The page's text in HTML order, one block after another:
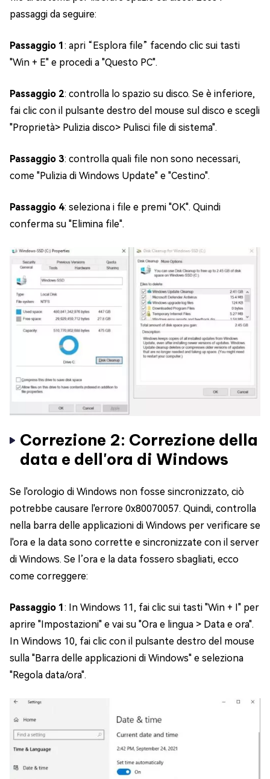
passaggi da seguire:
Passaggio 1: apri “Esplora file” facendo clic sui tasti
"Win + E" e procedi a "Questo PC".
Passaggio 2: controlla lo spazio su disco. Se è inferiore,
fai clic con il pulsante destro del mouse sul disco e scegli
"Proprietà> Pulizia disco> Pulisci file di sistema".
Passaggio 3: controlla quali file non sono necessari,
come "Pulizia di Windows Update" e "Cestino".
Passaggio 4: seleziona i file e premi "OK". Quindi
conferma su "Elimina file".
Correzione 2: Correzione della
data e dell'ora di Windows
Se l'orologio di Windows non fosse sincronizzato, ciò
potrebbe causare l'errore 0x80070057. Quindi, controlla
nella barra delle applicazioni di Windows per verificare se
l'ora e la data sono corrette e sincronizzate con il server
di Windows. Se l’ora e la data fossero sbagliati, ecco
come correggere:
Passaggio 1 : In Windows 11, fai clic sui tasti "Win + I" per
aprire "Impostazioni" e vai su "Ora e lingua > Data e ora".
In Windows 10, fai clic con il pulsante destro del mouse
sulla "Barra delle applicazioni di Windows" e seleziona
"Regola data/ora".